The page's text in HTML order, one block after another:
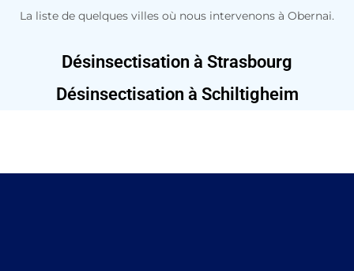
La liste de quelques villes où nous intervenons à Obernai.
Désinsectisation à Strasbourg
Désinsectisation à Schiltigheim